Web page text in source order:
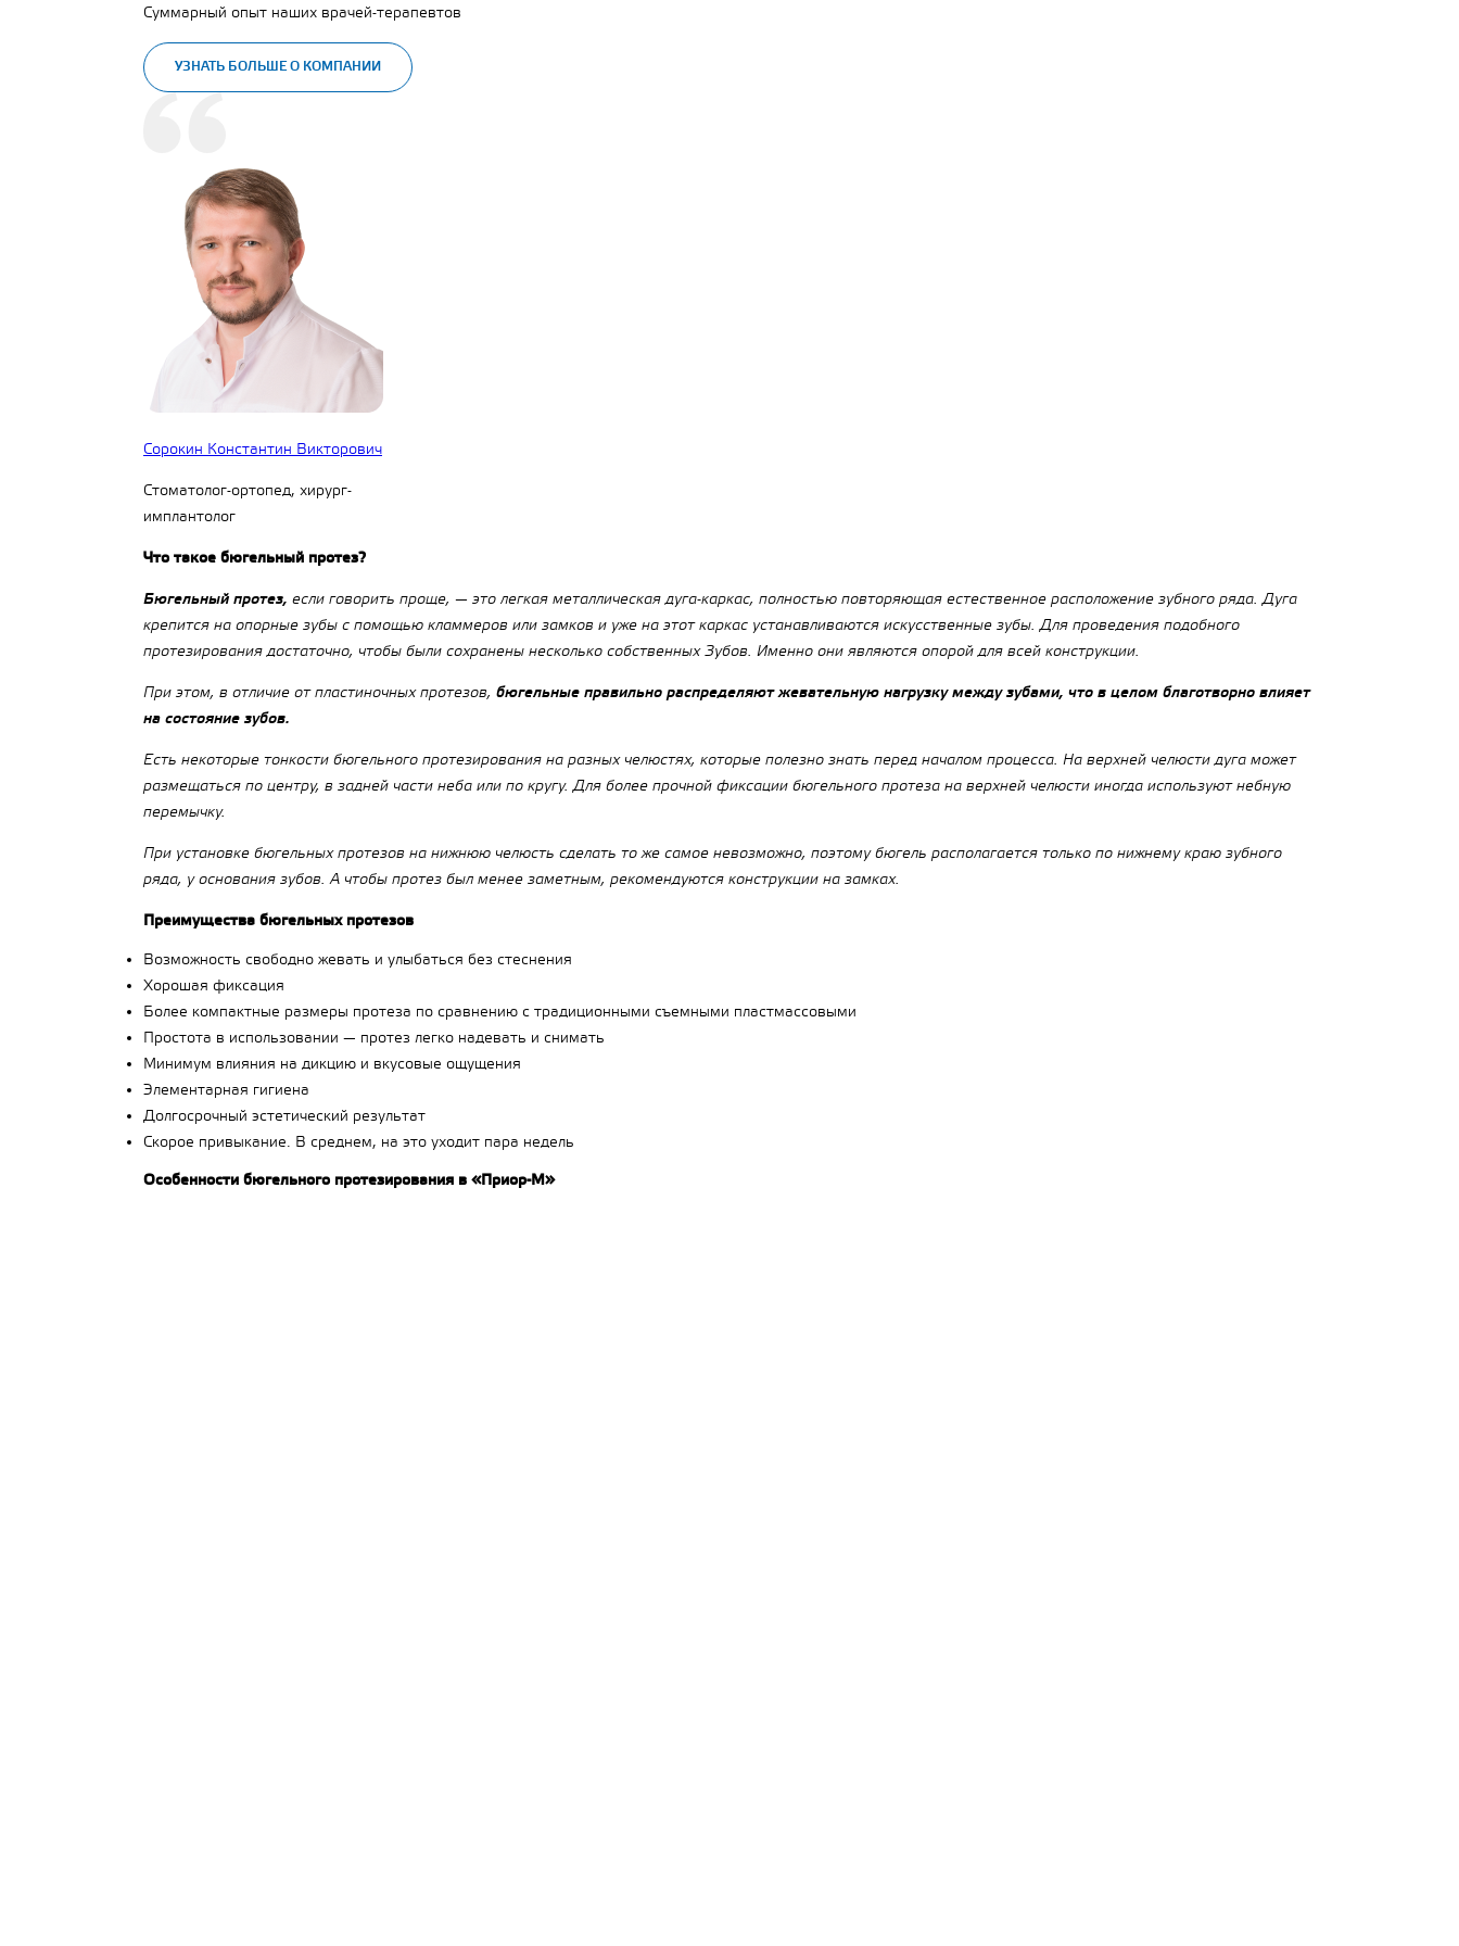
Суммарный опыт наших врачей-терапевтов
УЗНАТЬ БОЛЬШЕ О КОМПАНИИ
Сорокин Константин Викторович
Стоматолог-ортопед, хирург-
имплантолог
Что такое бюгельный протез?
Бюгельный протез, если говорить проще, — это легкая металлическая дуга-каркас, полностью повторяющая естественное расположение зубного ряда. Дуга
крепится на опорные зубы с помощью кламмеров или замков и уже на этот каркас устанавливаются искусственные зубы. Для проведения подобного
протезирования достаточно, чтобы были сохранены несколько собственных Зубов. Именно они являются опорой для всей конструкции.
При этом, в отличие от пластиночных протезов, бюгельные правильно распределяют жевательную нагрузку между зубами, что в целом благотворно влияет
на состояние зубов.
Есть некоторые тонкости бюгельного протезирования на разных челюстях, которые полезно знать перед началом процесса. На верхней челюсти дуга может
размещаться по центру, в задней части неба или по кругу. Для более прочной фиксации бюгельного протеза на верхней челюсти иногда используют небную
перемычку.
При установке бюгельных протезов на нижнюю челюсть сделать то же самое невозможно, поэтому бюгель располагается только по нижнему краю зубного
ряда, у основания зубов. А чтобы протез был менее заметным, рекомендуются конструкции на замках.
Преимущества бюгельных протезов
Возможность свободно жевать и улыбаться без стеснения
Хорошая фиксация
Более компактные размеры протеза по сравнению с традиционными съемными пластмассовыми
Простота в использовании — протез легко надевать и снимать
Минимум влияния на дикцию и вкусовые ощущения
Элементарная гигиена
Долгосрочный эстетический результат
Скорое привыкание. В среднем, на это уходит пара недель
Особенности бюгельного протезирования в «Приор-М»